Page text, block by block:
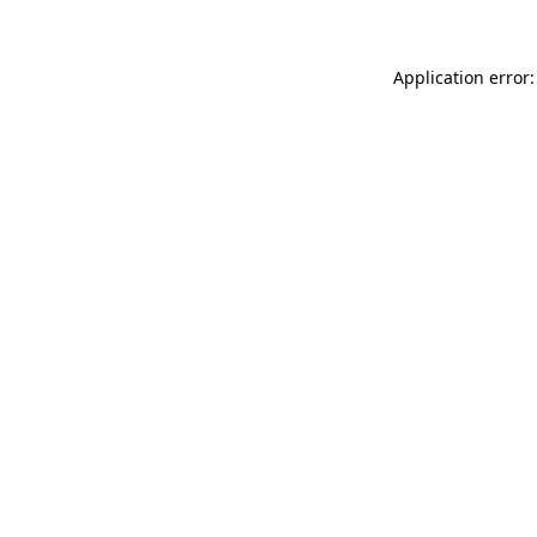
Application